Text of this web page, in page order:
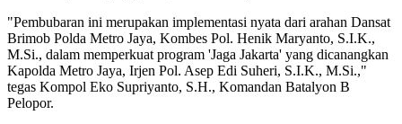
"Pembubaran ini merupakan implementasi nyata dari arahan Dansat
Brimob Polda Metro Jaya, Kombes Pol. Henik Maryanto, S.I.K.,
M.Si., dalam memperkuat program 'Jaga Jakarta' yang dicanangkan
Kapolda Metro Jaya, Irjen Pol. Asep Edi Suheri, S.I.K., M.Si.,"
tegas Kompol Eko Supriyanto, S.H., Komandan Batalyon B
Pelopor.